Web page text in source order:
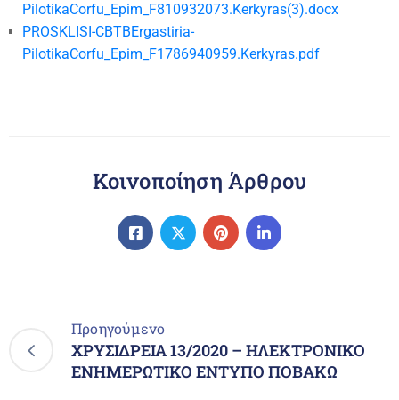
PilotikaCorfu_Epim_F810932073.Kerkyras(3).docx
PROSKLISI-CBTBErgastiria-
PilotikaCorfu_Epim_F1786940959.Kerkyras.pdf
Κοινοποίηση Άρθρου
Προηγούμενο
ΧΡΥΣΙΔΡΕΙΑ 13/2020 – ΗΛΕΚΤΡΟΝΙΚΟ
ΕΝΗΜΕΡΩΤΙΚΟ ΕΝΤΥΠΟ ΠΟΒΑΚΩ